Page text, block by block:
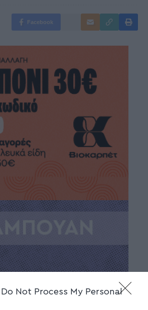
Do Not Process My Personal
Facebook